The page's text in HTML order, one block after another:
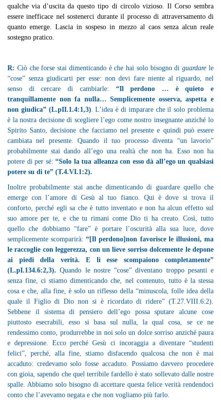
qualche via d’uscita da questo tipo di circolo vizioso. Il Corso sembra
essere inefficace nel sostenerci durante il processo di attraversamento di
quanto emerge. Lascia in sospeso in mezzo al caos senza alcun reale
sostegno pratico.
R: Ciò che forse stai dimenticando è che hai solo bisogno diguardare le
“cose” senza giudicarti per esse: non devi fare niente al riguardo, nel
senso di cercare di cambiarle: “Il perdono … è quieto e
tranquillamente non fa nulla… Semplicemente osserva, aspetta e
non giudica” (L.pII.1.4:1,3) . L’idea è di imparare che il solo problema
è la nostra decisione di scegliere l’ego come nostro insegnante anziché lo
Spirito Santo, decisione che facciamo nel presente e quindi può essere
cambiata nel presente. Quando il tuo processo diventa “un lavorio”
probabilmente stai dando all’ego una realtà che non ha. Esso non ha
potere di per sé: “Solo la tua alleanza con esso dà all’ego un qualsiasi
potere su di te” (T.4.VI.1:2).
Inoltre probabilmente stai anche dimenticando di guardare quello che
emerge con l’amore di Gesù al tuo fianco. Qui è dove si trova il
conforto, perché egli sa che è tutto inventato e non ha alcun effetto sul
suo amore per te, e che tu rimani come Dio ti ha creato. Così, tutto
quello che dobbiamo “fare” è portare l’oscurità alla sua luce, dove
semplicemente scomparirà:“[Il perdono]non favorisce le illusioni, ma
le raccoglie con leggerezza, con un lieve sorriso dolcemente le depone
ai piedi della verità. E lì esse scompaiono completamente”
(L.pI.134.6:2,3). Quando le nostre “cose” diventano troppo pesanti e
senza fine, ci stiamo dimenticando che, nel contenuto, tutto è la stessa
cosa e che, alla fine, è solo un riflesso della “minuscola, folle idea della
quale il Figlio di Dio non si è ricordato di ridere” (T.27.VIII.6:2).
Sebbene il sistema di pensiero dell’ego possa sputare alcune cose
piuttosto esecrabili, esso si basa sul nulla, la qual cosa, se ce ne
rendessimo conto, produrrebbe in noi solo un dolce sorriso anziché paura
e depressione. Ecco perché Gesù ci incoraggia a diventare “studenti
felici”, perché, alla fine, stiamo disfacendo qualcosa che non è mai
accaduto: credevamo solo fosse accaduto. Possiamo davvero procedere
con gioia, sapendo che quel terribile fardello è stato sollevato dalle nostre
spalle. Abbiamo solo bisogno di accettare questa felice verità rendendoci
conto che l’avevamo negata e che non vogliamo più farlo.